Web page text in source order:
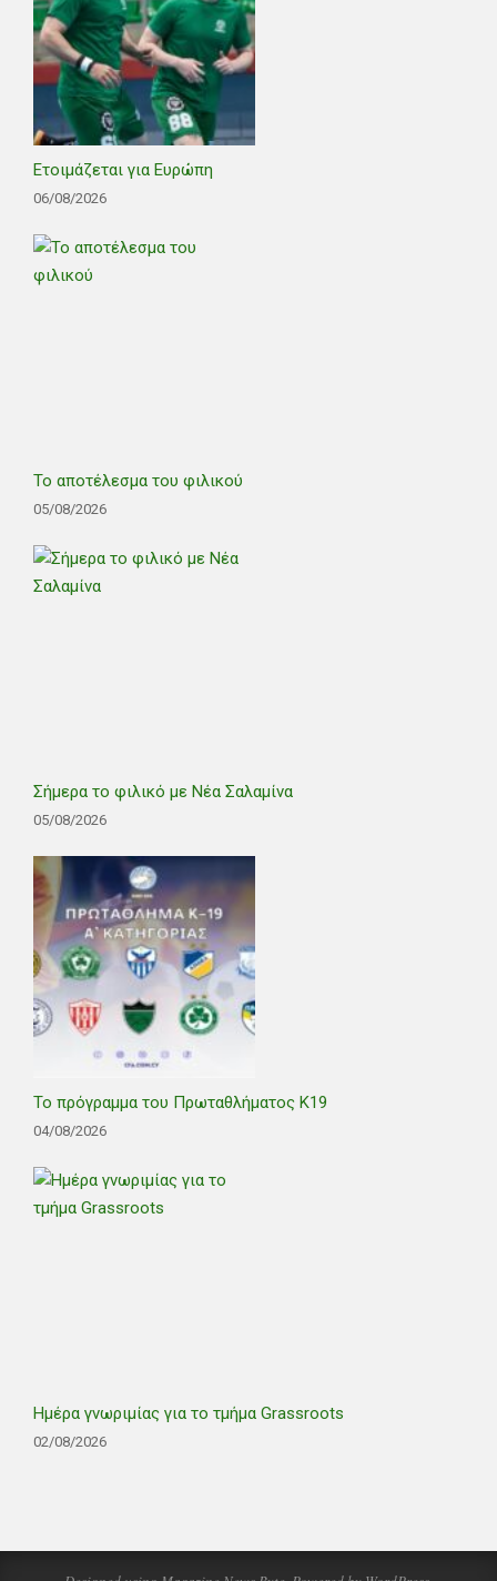
Ετοιμάζεται για Ευρώπη
06/08/2026
Το αποτέλεσμα του φιλικού
05/08/2026
Σήμερα το φιλικό με Νέα Σαλαμίνα
05/08/2026
Το πρόγραμμα του Πρωταθλήματος Κ19
04/08/2026
Ημέρα γνωριμίας για το τμήμα Grassroots
02/08/2026